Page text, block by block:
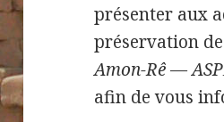
présenter aux
préservation
Amon-Rê —
afin de vous